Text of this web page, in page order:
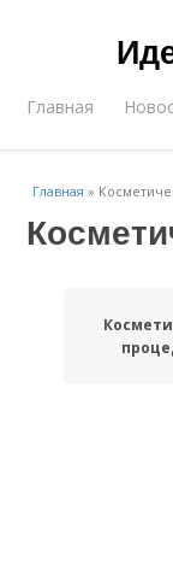
Главная
Главная »